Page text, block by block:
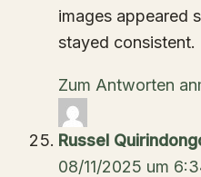
images appeared
stayed consistent.
Zum Antworten
Russel
08/11/2025 um